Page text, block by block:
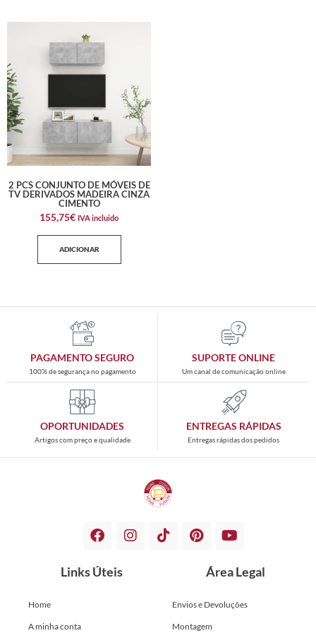
2 PCS CONJUNTO DE MÓVEIS DE
TV DERIVADOS MADEIRA CINZA
CIMENTO
155,75€ IVA incluido
ADICIONAR
PAGAMENTO SEGURO
100% de segurança no pagamento
SUPORTE ONLINE
Um canal de comunicação online
OPORTUNIDADES
Artigos com preço e qualidade
ENTREGAS RÁPIDAS
Entregas rápidas dos pedidos
Links Úteis
Home
A minha conta
Área Legal
Envios e Devoluções
Montagem